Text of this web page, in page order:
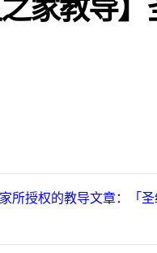
家教导
所授权的教导文章：「